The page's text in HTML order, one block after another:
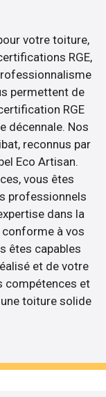
votre toiture,
RGE,
permettent de
RGE
décennale. Nos
reconnus par
Eco Artisan.
vous êtes
professionnels
dans la
à vos
êtes capables
et de votre
compétences et
toiture solide